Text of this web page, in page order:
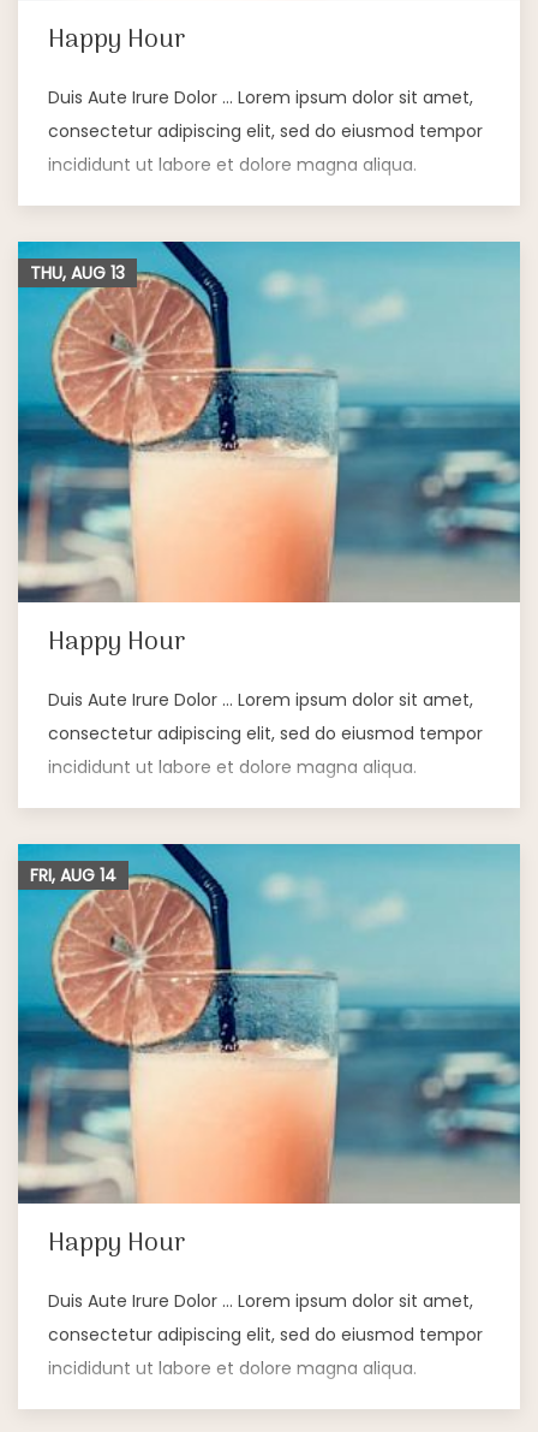
Happy Hour
Duis Aute Irure Dolor … Lorem ipsum dolor sit amet,
consectetur adipiscing elit, sed do eiusmod tempor
incididunt ut labore et dolore magna aliqua.
Happy Hour
Duis Aute Irure Dolor … Lorem ipsum dolor sit amet,
consectetur adipiscing elit, sed do eiusmod tempor
incididunt ut labore et dolore magna aliqua.
THU, AUG 13
Happy Hour
Duis Aute Irure Dolor … Lorem ipsum dolor sit amet,
consectetur adipiscing elit, sed do eiusmod tempor
incididunt ut labore et dolore magna aliqua.
FRI, AUG 14